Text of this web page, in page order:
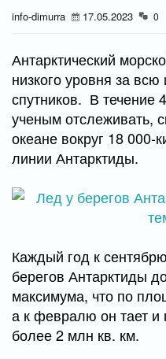
info-dimurra 17.05.2023 0
Антарктический
низкого уровня за
спутников. В течение
ученым отслеживать,
океане вокруг 18 000-
линии Антарктиды.
Каждый год к
берегов Антарктиды
максимума, что по
а к февралю он тает и
более 2 млн кв. км.